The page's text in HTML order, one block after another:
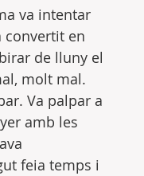
va intentar
convertit en
de lluny el
molt mal.
Va palpar a
amb les
feia temps i